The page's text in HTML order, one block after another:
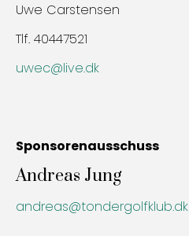
Uwe Carstensen
Tlf. 40447521
uwec@live.dk
Sponsorenausschuss
Andreas Jung
andreas@tondergolfklub.dk